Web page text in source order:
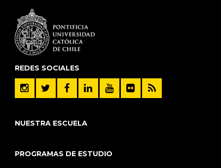
REDES SOCIALES
NUESTRA ESCUELA
PROGRAMAS DE ESTUDIO